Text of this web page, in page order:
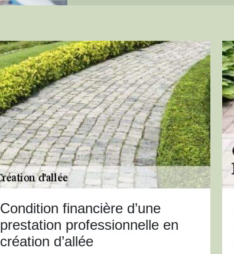
Condition financière d’une
prestation professionnelle en
création d’allée